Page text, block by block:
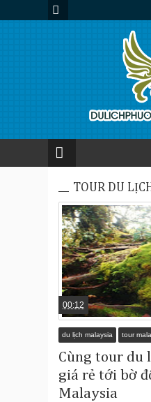
TOUR DU
00:12
du lịch malaysia tour
Cùng tour du
giá rẻ tới bờ
Malaysia